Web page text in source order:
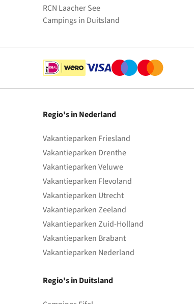
RCN Laacher See
Campings in Duitsland
Regio's in Nederland
Vakantieparken Friesland
Vakantieparken Drenthe
Vakantieparken Veluwe
Vakantieparken Flevoland
Vakantieparken Utrecht
Vakantieparken Zeeland
Vakantieparken Zuid-Holland
Vakantieparken Brabant
Vakantieparken Nederland
Regio's in Duitsland